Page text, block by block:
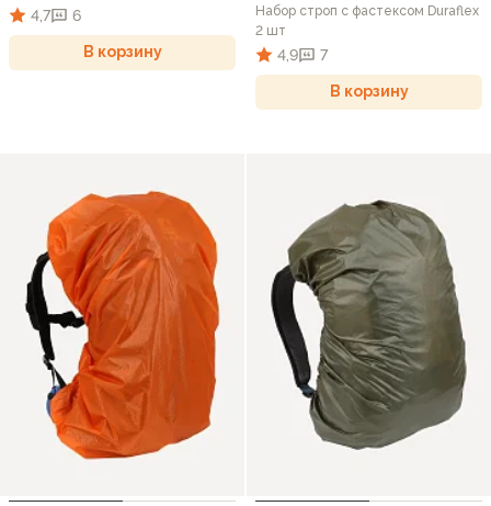
4,7 6
В корзину
Набор строп с фастексом Duraflex
2 шт
4,9 7
В корзину